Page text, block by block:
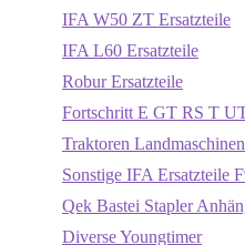
IFA W50 ZT Ersatzteile
IFA L60 Ersatzteile
Robur Ersatzteile
Fortschritt E GT RS T
Traktoren
Sonstige IFA Ersatzteile
Qek Bastei Stapler
Diverse Youngtimer